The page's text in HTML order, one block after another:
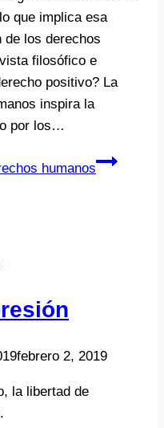
que implica esa
de los derechos
filosófico e
positivo? La
inspira la
por los…
humanos
febrero 2, 2019
la libertad de